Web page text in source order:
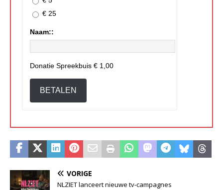
€ 25
Naam::
Donatie Spreekbuis € 1,00
BETALEN
VORIGE
NLZIET lanceert nieuwe tv-campagnes